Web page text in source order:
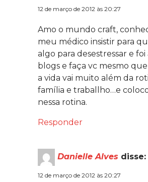
12 de março de 2012 às 20:27
Amo o mundo craft,
meu médico insistir para
algo para desestressar e foi
blogs e faça vc mesmo
a vida vai muito além da
família e traballho…e
nessa rotina.
Responder
Danielle Alves disse:
12 de março de 2012 às 20:27